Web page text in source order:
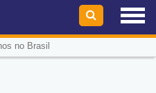
no Brasil